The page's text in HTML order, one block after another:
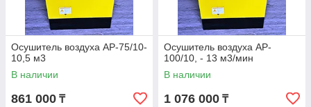
Осушитель воздуха AP-75/10-
10,5 м3
В наличии
861 000 ₸
Осушитель воздуха AP-
100/10, - 13 м3/мин
В наличии
1 076 000 ₸